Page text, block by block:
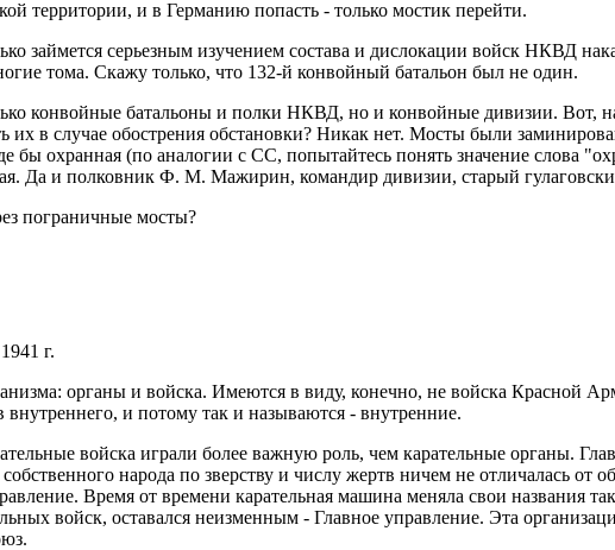
территории, и в Германию попасть - только мостик перейти.
займется серьезным изучением состава и дислокации войск НКВД
тома. Скажу только, что 132-й конвойный батальон был не один.
конвойные батальоны и полки НКВД, но и конвойные дивизии. Вот,
их в случае обострения обстановки? Никак нет. Мосты были
охранная (по аналогии с СС, попытайтесь понять значение слова
Да и полковник Ф. М. Мажирин, командир дивизии, старый
пограничные мосты?
г.
органы и войска. Имеются в виду, конечно, не войска
и потому так и называются - внутренние.
войска играли более важную роль, чем карательные органы.
народа по зверству и числу жертв ничем не отличалась от
Время от времени карательная машина меняла свои названия
войск, оставался неизменным - Главное управление. Эта